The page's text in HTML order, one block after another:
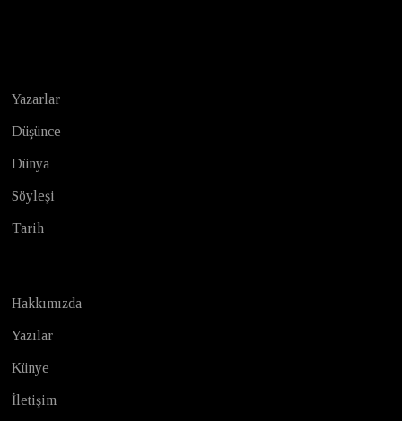
Yazarlar
Düşünce
Dünya
Söyleşi
Tarih
Hakkımızda
Yazılar
Künye
İletişim